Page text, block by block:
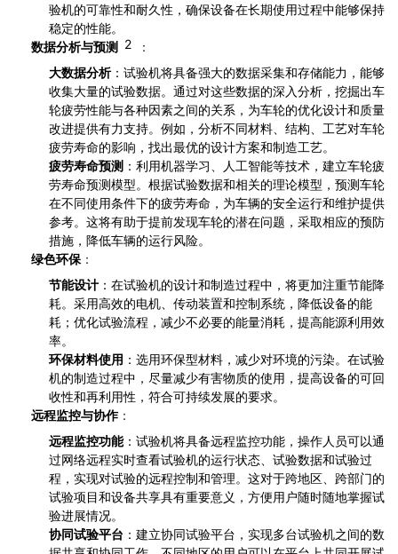
验机的可靠性和耐久性，确保设备在长期使用过程中能够保持
稳定的性能。
数据分析与预测 2
：
大数据分析：试验机将具备强大的数据采集和存储能力，能够
收集大量的试验数据。通过对这些数据的深入分析，挖掘出车
轮疲劳性能与各种因素之间的关系，为车轮的优化设计和质量
改进提供有力支持。例如，分析不同材料、结构、工艺对车轮
疲劳寿命的影响，找出最优的设计方案和制造工艺。
疲劳寿命预测 ：利用机器学习、人工智能等技术，建立车轮疲
劳寿命预测模型。根据试验数据和相关的理论模型，预测车轮
在不同使用条件下的疲劳寿命，为车辆的安全运行和维护提供
参考。这将有助于提前发现车轮的潜在问题，采取相应的预防
措施，降低车辆的运行风险。
绿色环保 ：
节能设计 ：在试验机的设计和制造过程中，将更加注重节能降
耗。采用高效的电机、传动装置和控制系统，降低设备的能
耗；优化试验流程，减少不必要的能量消耗，提高能源利用效
率。
环保材料使用 ：选用环保型材料，减少对环境的污染。在试验
机的制造过程中，尽量减少有害物质的使用，提高设备的可回
收性和再利用性，符合可持续发展的要求。
远程监控与协作：
远程监控功能：试验机将具备远程监控功能，操作人员可以通
过网络远程实时查看试验机的运行状态、试验数据和试验过
程，实现对试验的远程控制和管理。这对于跨地区、跨部门的
试验项目和设备共享具有重要意义，方便用户随时随地掌握试
验进展情况。
协同试验平台 ：建立协同试验平台，实现多台试验机之间的数